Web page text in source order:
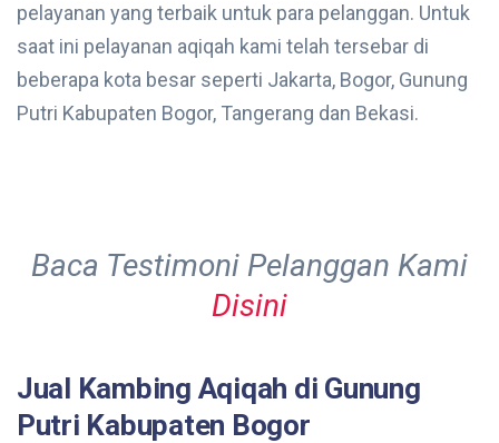
pelayanan yang terbaik untuk para pelanggan. Untuk
saat ini pelayanan aqiqah kami telah tersebar di
beberapa kota besar seperti Jakarta, Bogor, Gunung
Putri Kabupaten Bogor, Tangerang dan Bekasi.
Baca Testimoni Pelanggan Kami
Disini
Jual Kambing Aqiqah di Gunung
Putri Kabupaten Bogor